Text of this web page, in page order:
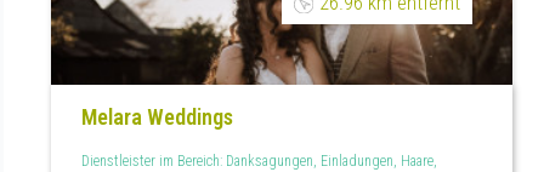
Melara Weddings
Dienstleister im Bereich: Danksagungen, Einladungen, Haare,